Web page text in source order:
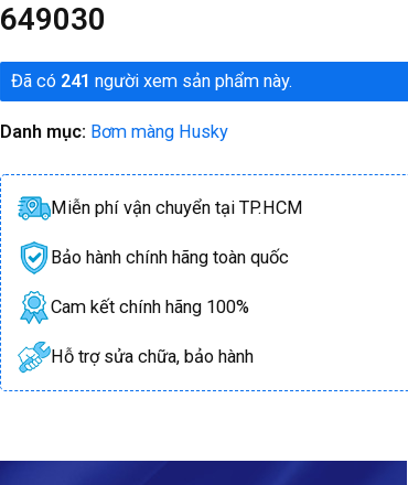
649030
Đã có 241 người xem sản phẩm này.
Danh mục: Bơm màng Husky
Miễn phí vận chuyển tại TP.HCM
Bảo hành chính hãng toàn quốc
Cam kết chính hãng 100%
Hỗ trợ sửa chữa, bảo hành